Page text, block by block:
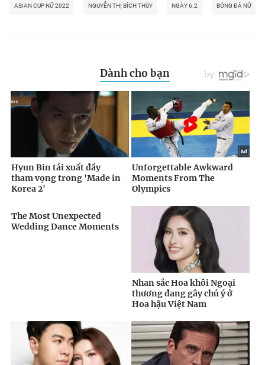
ASIAN CUP NỮ 2022 NGUYỄN THỊ BÍCH THÙY NGÀY 6.2 BÓNG ĐÁ NỮ